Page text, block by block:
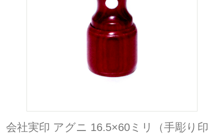
会社実印 アグニ 16.5×60ミリ（手彫り印